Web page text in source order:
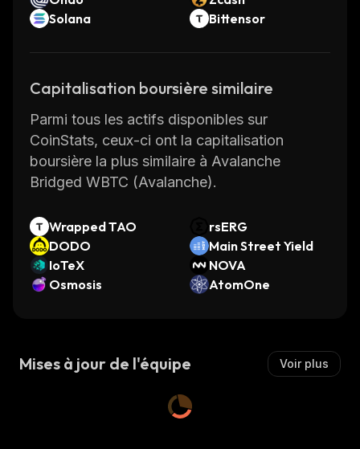
Solana
Bittensor
Capitalisation boursière similaire
Parmi tous les actifs disponibles sur
CoinStats, ceux-ci ont la capitalisation
boursière la plus similaire à Avalanche
Bridged WBTC (Avalanche).
Wrapped TAO
rsERG
DODO
Main Street Yield
IoTeX
NOVA
Osmosis
AtomOne
Mises à jour de l'équipe Voir plus